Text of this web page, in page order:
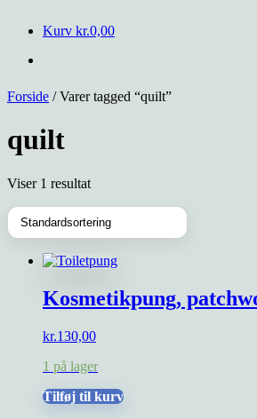
Kurv kr.0,00
Forside / Varer tagged “quilt”
quilt
Viser 1 resultat
Kosmetikpung,
kr.130,00
1 på lager
Tilføj til kurv